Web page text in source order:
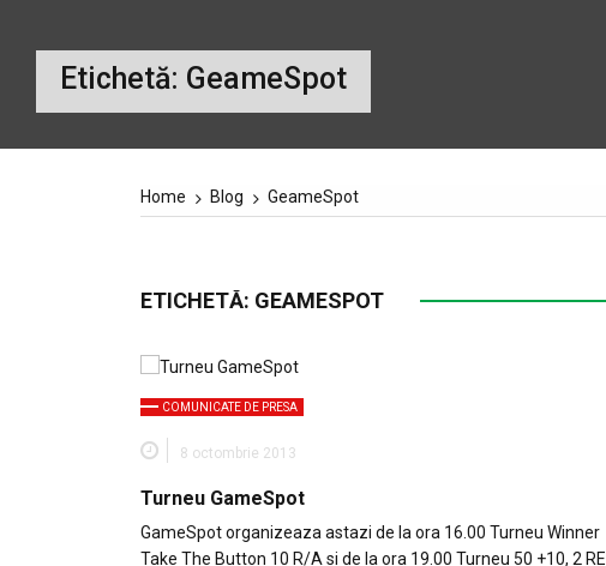
Etichetă: GeameSpot
Home Blog GeameSpot
ETICHETĂ: GEAMESPOT
COMUNICATE DE PRESA
8 octombrie 2013
Turneu GameSpot
GameSpot organizeaza astazi de la ora 16.00 Turneu Winner
Take The Button 10 R/A si de la ora 19.00 Turneu 50 +10, 2 RE.